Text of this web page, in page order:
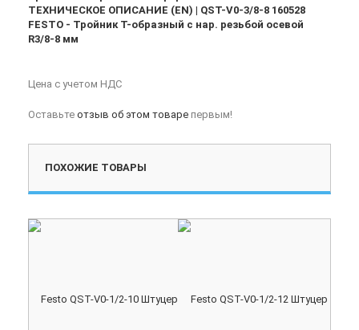
ТЕХНИЧЕСКОЕ ОПИСАНИЕ (EN) | QST-V0-3/8-8 160528
FESTO - Тройник T-образный с нар. резьбой осевой
R3/8-8 мм
Цена с учетом НДС
Оставьте отзыв об этом товаре первым!
ПОХОЖИЕ ТОВАРЫ